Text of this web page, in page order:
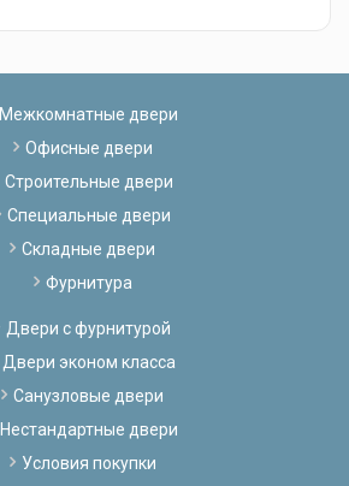
Межкомнатные двери
Офисные двери
Строительные двери
Специальные двери
Складные двери
Фурнитура
Двери с фурнитурой
Двери эконом класса
Санузловые двери
Нестандартные двери
Условия покупки